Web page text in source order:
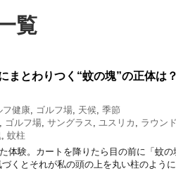
覧
まとわりつく“蚊の塊”の正体は
フ健康, ゴルフ場, 天候, 季節
, ゴルフ場, サングラス , ユスリカ , ラウンド
, 蚊柱
体験。カートを降りたら目の前に「蚊
くとそれが私の頭の上を丸い柱のよう